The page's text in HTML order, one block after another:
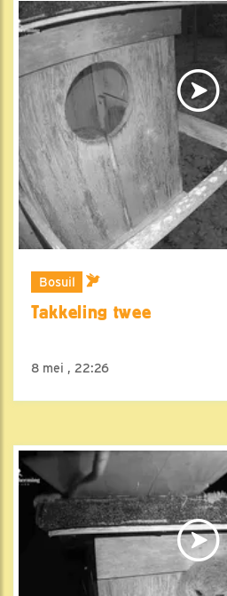
Bosuil
Takkeling twee
8 mei , 22:26